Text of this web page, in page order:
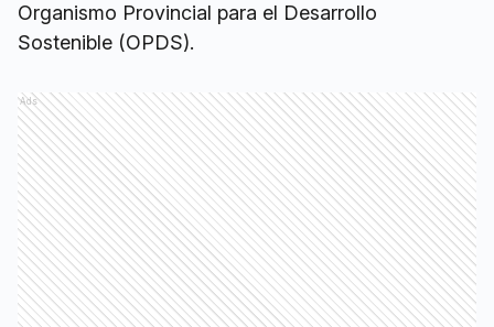
Organismo Provincial para el Desarrollo
Sostenible (OPDS).
Ads